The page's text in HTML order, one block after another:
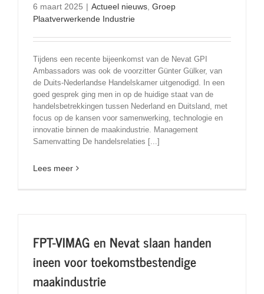
6 maart 2025 | Actueel nieuws, Groep
Plaatverwerkende Industrie
Tijdens een recente bijeenkomst van de Nevat GPI
Ambassadors was ook de voorzitter Günter Gülker, van
de Duits-Nederlandse Handelskamer uitgenodigd. In een
goed gesprek ging men in op de huidige staat van de
handelsbetrekkingen tussen Nederland en Duitsland, met
focus op de kansen voor samenwerking, technologie en
innovatie binnen de maakindustrie. Management
Samenvatting De handelsrelaties [...]
Lees meer
FPT-VIMAG en Nevat slaan handen
ineen voor toekomstbestendige
maakindustrie